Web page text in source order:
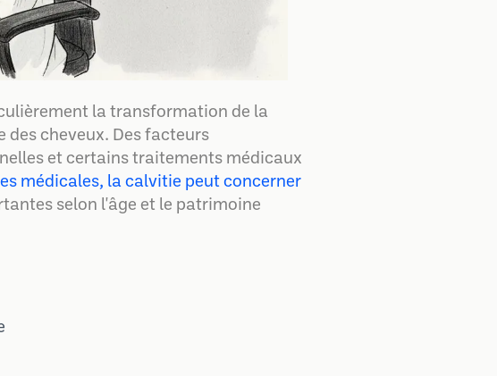
la transformation de la
des cheveux. Des facteurs
et certains traitements médicaux
médicales, la calvitie peut concerner
selon l'âge et le patrimoine